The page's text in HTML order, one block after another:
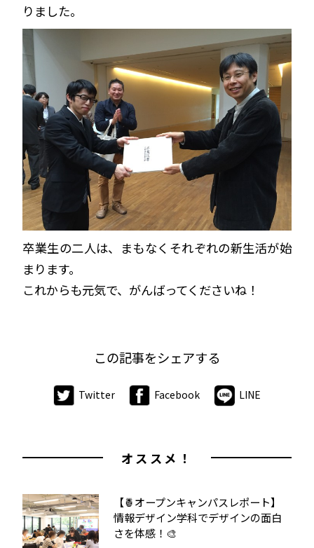
りました。
卒業生の二人は、まもなくそれぞれの新生活が始
まります。
これからも元気で、がんばってくださいね！
この記事をシェアする
Twitter Facebook LINE
オススメ！
【🍍オープンキャンパスレポート】
情報デザイン学科でデザインの面白
さを体感！🎨